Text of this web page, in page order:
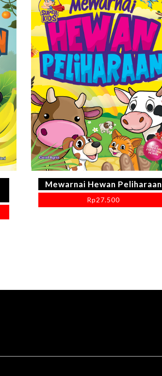
Mewarnai Hewan Peliharaan
Rp27.500